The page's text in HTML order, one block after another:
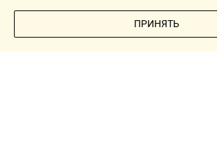
Новости
Полезная информация
ПОЗВОНИТЕ МНЕ
ПРИНЯТЬ